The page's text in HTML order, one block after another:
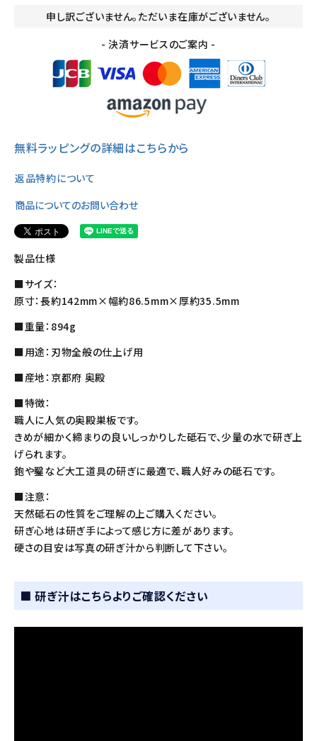
申し訳ございません。ただいま在庫がございません。
- 決済サービスのご案内 -
無料ラッピングの詳細はこちらから
返品特約について
商品についてのお問い合わせ
製品仕様
■サイズ：
原寸：長約142mm×幅約86.5mm×厚約35.5mm
■重量：894g
■用途：刃物全般の仕上げ用
■産地：京都府 奥殿
■特徴：
職人に人気の奥殿巣板です。
きめが細かく締まりの良いしっかりした砥石で、少量の水で研ぎ上
げられます。
鉋や鑿など大工道具の研ぎに最適で、職人好みの砥石です。
■注意：
天然砥石の性質をご理解の上ご購入ください。
研ぎ心地は研ぎ手によって感じ方に差があります。
硬さの目安は写真の研ぎ汁から判断して下さい。
■ 研ぎ汁はこちらよりご確認ください